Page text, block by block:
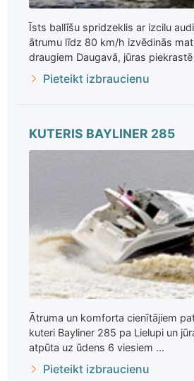
Īsts ballīšu spridzeklis ar izcilu
ātrumu līdz 80 km/h izvēdinās
draugiem Daugavā, jūras piekrastē
Pieteikt izbraucienu
KUTERIS BAYLINER 285
Ātruma un komforta cienītājiem
kuteri Bayliner 285 pa Lielupi un
atpūta uz ūdens 6 viesiem ...
Pieteikt izbraucienu